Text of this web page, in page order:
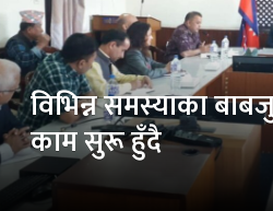
विभिन्न समस्याका
काम सुरू हुँदै